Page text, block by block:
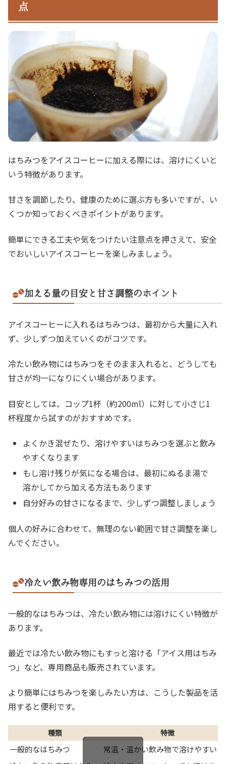
点
はちみつをアイスコーヒーに加える際には、溶けにくいと
いう特徴があります。
甘さを調節したり、健康のために選ぶ方も多いですが、い
くつか知っておくべきポイントがあります。
簡単にできる工夫や気をつけたい注意点を押さえて、安全
でおいしいアイスコーヒーを楽しみましょう。
加える量の目安と甘さ調整のポイント
アイスコーヒーに入れるはちみつは、最初から大量に入れ
ず、少しずつ加えていくのがコツです。
冷たい飲み物にはちみつをそのまま入れると、どうしても
甘さが均一になりにくい場合があります。
目安としては、コップ1杯（約200ml）に対して小さじ1
杯程度から試すのがおすすめです。
よくかき混ぜたり、溶けやすいはちみつを選ぶと飲み
やすくなります
もし溶け残りが気になる場合は、最初にぬるま湯で
溶かしてから加える方法もあります
自分好みの甘さになるまで、少しずつ調整しましょう
個人の好みに合わせて、無理のない範囲で甘さ調整を楽し
んでください。
冷たい飲み物専用のはちみつの活用
一般的なはちみつは、冷たい飲み物には溶けにくい特徴が
あります。
最近では冷たい飲み物にもすっと溶ける「アイス用はちみ
つ」など、専用商品も販売されています。
より簡単にはちみつを楽しみたい方は、こうした製品を活
用すると便利です。
種類 特徴
一般的なはちみつ
常温・温かい飲み物で溶けやすい